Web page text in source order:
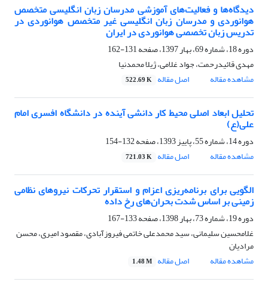
دیدگاه‌ها و فعالیت‌های آموزشی مدرسان زبان انگلیسی متخصص
هوانوردی و مدرسان زبان انگلیسی غیر متخصص هوانوردی در
تدریس زبان تخصصی هوانوردی در ایران
دوره 18، شماره 69، بهار 1397، صفحه
131-162
مهدی قائیدرحمت، جواد غلامی، ژیلا محمدنیا
مشاهده مقاله
اصل مقاله 522.69 K
تحلیل ابعاد اصلی محیط کار دانشی آینده در دانشگاه افسری امام
علی(ع)
دوره 14، شماره 55، پاییز 1393، صفحه
132-154
مشاهده مقاله
اصل مقاله 721.03 K
الگویی برای برنامه‌ریزی اعزام و استقرار تحرکات نیروهای نظامی
زمینی بر اساس شدت بحران‌های رخ داده
دوره 19، شماره 73، بهار 1398، صفحه
133-167
غلامحسین سلیمانی، سید محمدعلی خاتمی فیروزآبادی، مقصود امیری، محسن
مرادیان
مشاهده مقاله
اصل مقاله 1.48 M